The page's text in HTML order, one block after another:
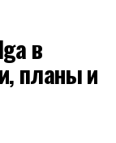
в
планы и